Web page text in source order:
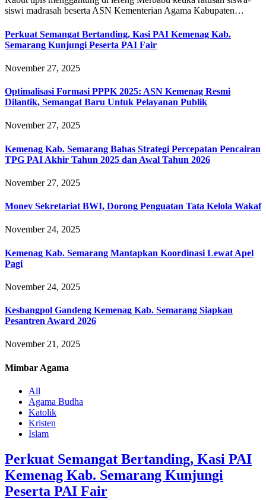
siswi madrasah beserta ASN Kementerian Agama Kabupaten…
Perkuat Semangat Bertanding, Kasi PAI Kemenag Kab.
Semarang Kunjungi Peserta PAI Fair
November 27, 2025
Optimalisasi Formasi PPPK 2025: ASN Kemenag Resmi
Dilantik, Semangat Baru Untuk Pelayanan Publik
November 27, 2025
Kemenag Kab. Semarang Bahas Strategi Percepatan Pencairan
TPG PAI Akhir Tahun 2025 dan Awal Tahun 2026
November 27, 2025
Monev Sekretariat BWI, Dorong Penguatan Tata Kelola Wakaf
November 24, 2025
Kemenag Kab. Semarang Mantapkan Koordinasi Lewat Apel
Pagi
November 24, 2025
Kesbangpol Gandeng Kemenag Kab. Semarang Siapkan
Pesantren Award 2026
November 21, 2025
Mimbar Agama
All
Agama Budha
Katolik
Kristen
Islam
Perkuat Semangat Bertanding, Kasi PAI
Kemenag Kab. Semarang Kunjungi
Peserta PAI Fair